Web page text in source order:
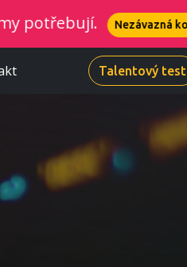
Nezávazná konzultace
Talentový test